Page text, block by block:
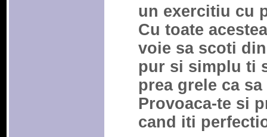
un exercitiu cu
Cu toate
voie sa scoti
pur si simplu ti
prea grele ca
Provoaca-te si
cand iti